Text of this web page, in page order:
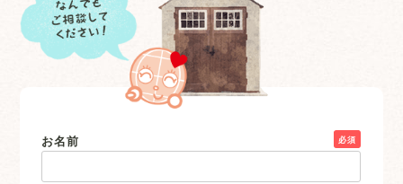
お名前 必須